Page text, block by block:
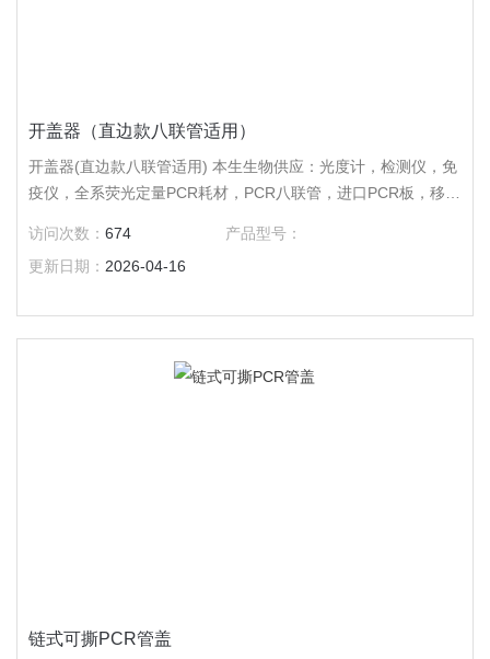
开盖器（直边款八联管适用）
开盖器(直边款八联管适用) 本生生物供应：光度计，检测仪，免
疫仪，全系荧光定量PCR耗材，PCR八联管，进口PCR板，移液
器及手套，色谱耗材，针头过滤器。
访问次数：674
产品型号：
更新日期： 2026-04-16
链式可撕PCR管盖